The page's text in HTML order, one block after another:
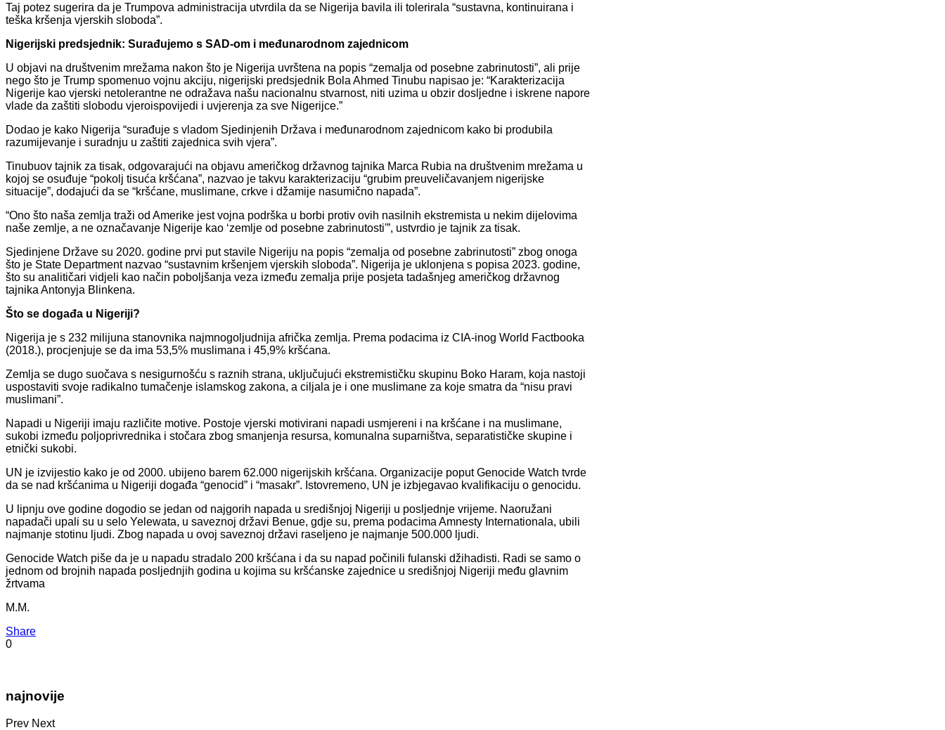
Taj potez sugerira da je Trumpova administracija utvrdila da se Nigerija bavila ili tolerirala “sustavna, kontinuirana i
teška kršenja vjerskih sloboda”.
Nigerijski predsjednik: Surađujemo s SAD-om i međunarodnom zajednicom
U objavi na društvenim mrežama nakon što je Nigerija uvrštena na popis “zemalja od posebne zabrinutosti”, ali prije
nego što je Trump spomenuo vojnu akciju, nigerijski predsjednik Bola Ahmed Tinubu napisao je: “Karakterizacija
Nigerije kao vjerski netolerantne ne odražava našu nacionalnu stvarnost, niti uzima u obzir dosljedne i iskrene napore
vlade da zaštiti slobodu vjeroispovijedi i uvjerenja za sve Nigerijce.”
Dodao je kako Nigerija “surađuje s vladom Sjedinjenih Država i međunarodnom zajednicom kako bi produbila
razumijevanje i suradnju u zaštiti zajednica svih vjera”.
Tinubuov tajnik za tisak, odgovarajući na objavu američkog državnog tajnika Marca Rubia na društvenim mrežama u
kojoj se osuđuje “pokolj tisuća kršćana”, nazvao je takvu karakterizaciju “grubim preuveličavanjem nigerijske
situacije”, dodajući da se “kršćane, muslimane, crkve i džamije nasumično napada”.
“Ono što naša zemlja traži od Amerike jest vojna podrška u borbi protiv ovih nasilnih ekstremista u nekim dijelovima
naše zemlje, a ne označavanje Nigerije kao ‘zemlje od posebne zabrinutosti'”, ustvrdio je tajnik za tisak.
Sjedinjene Države su 2020. godine prvi put stavile Nigeriju na popis “zemalja od posebne zabrinutosti” zbog onoga
što je State Department nazvao “sustavnim kršenjem vjerskih sloboda”. Nigerija je uklonjena s popisa 2023. godine,
što su analitičari vidjeli kao način poboljšanja veza između zemalja prije posjeta tadašnjeg američkog državnog
tajnika Antonyja Blinkena.
Što se događa u Nigeriji?
Nigerija je s 232 milijuna stanovnika najmnogoljudnija afrička zemlja. Prema podacima iz CIA-inog World Factbooka
(2018.), procjenjuje se da ima 53,5% muslimana i 45,9% kršćana.
Zemlja se dugo suočava s nesigurnošću s raznih strana, uključujući ekstremističku skupinu Boko Haram, koja nastoji
uspostaviti svoje radikalno tumačenje islamskog zakona, a ciljala je i one muslimane za koje smatra da “nisu pravi
muslimani”.
Napadi u Nigeriji imaju različite motive. Postoje vjerski motivirani napadi usmjereni i na kršćane i na muslimane,
sukobi između poljoprivrednika i stočara zbog smanjenja resursa, komunalna suparništva, separatističke skupine i
etnički sukobi.
UN je izvijestio kako je od 2000. ubijeno barem 62.000 nigerijskih kršćana. Organizacije poput Genocide Watch tvrde
da se nad kršćanima u Nigeriji događa “genocid” i “masakr”. Istovremeno, UN je izbjegavao kvalifikaciju o genocidu.
U lipnju ove godine dogodio se jedan od najgorih napada u središnjoj Nigeriji u posljednje vrijeme. Naoružani
napadači upali su u selo Yelewata, u saveznoj državi Benue, gdje su, prema podacima Amnesty Internationala, ubili
najmanje stotinu ljudi. Zbog napada u ovoj saveznoj državi raseljeno je najmanje 500.000 ljudi.
Genocide Watch piše da je u napadu stradalo 200 kršćana i da su napad počinili fulanski džihadisti. Radi se samo o
jednom od brojnih napada posljednjih godina u kojima su kršćanske zajednice u središnjoj Nigeriji među glavnim
žrtvama
M.M.
Share
0
najnovije
Prev Next